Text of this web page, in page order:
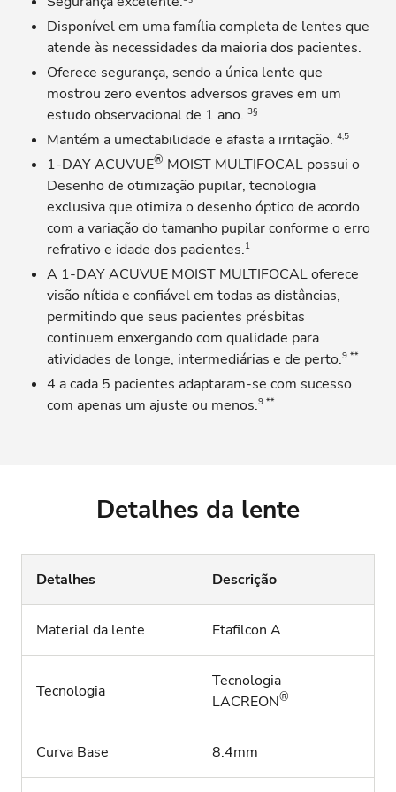
Disponível em uma família completa de lentes que
atende às necessidades da maioria dos pacientes.
Oferece segurança, sendo a única lente que
mostrou zero eventos adversos graves em um
estudo observacional de 1 ano. 3§
Mantém a umectabilidade e afasta a irritação. 4,5
1-DAY ACUVUE® MOIST MULTIFOCAL possui o
Desenho de otimização pupilar, tecnologia
exclusiva que otimiza o desenho óptico de acordo
com a variação do tamanho pupilar conforme o erro
refrativo e idade dos pacientes.1
A 1‑DAY ACUVUE MOIST MULTIFOCAL oferece
visão nítida e confiável em todas as distâncias,
permitindo que seus pacientes présbitas
continuem enxergando com qualidade para
atividades de longe, intermediárias e de perto.9 **
4 a cada 5 pacientes adaptaram-se com sucesso
com apenas um ajuste ou menos.9 **
Detalhes da lente
Detalhes Descrição
Material da lente Etafilcon A
Tecnologia
Tecnologia
LACREON®
Curva Base 8.4mm